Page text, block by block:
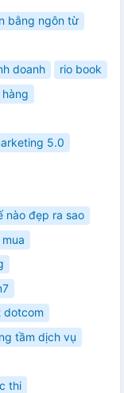
bằng ngôn từ
doanh
rio book
5.0
nào đẹp ra sao
dotcom
tầm dịch vụ
thi